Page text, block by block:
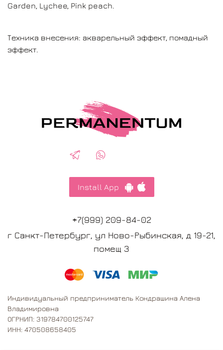
Garden, Lychee, Pink peach.
Техника внесения: акварельный эффект, помадный
эффект.
Install App
+7(999) 209-84-02
г Санкт-Петербург, ул Ново-Рыбинская, д 19-21,
помещ 3
Индивидуальный предприниматель Кондрашина Алена
Владимировна
ОГРНИП: 319784700125747
ИНН: 470508658405